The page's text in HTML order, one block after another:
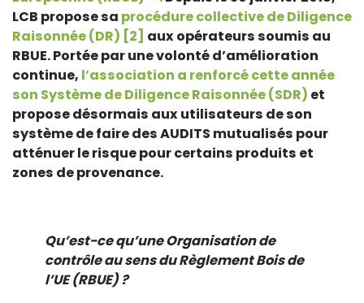
LCB propose sa procédure collective de Diligence
Raisonnée (DR) [2] aux opérateurs soumis au
RBUE. Portée par une volonté d’amélioration
continue, l’association a renforcé cette année
son Système de Diligence Raisonnée (SDR) et
propose désormais aux utilisateurs de son
système de faire des AUDITS mutualisés pour
atténuer le risque pour certains produits et
zones de provenance.
Qu’est-ce qu’une Organisation de
contrôle au sens du Règlement Bois de
l’UE (RBUE) ?